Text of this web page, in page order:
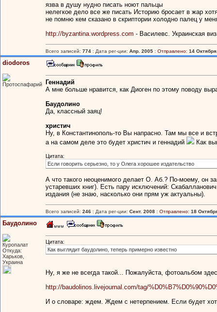
язва в душу нудно писать ноют пальцы
нелегкое дело все же писать Историю бросает в жар
не помню кем сказано в скриптории холодно палец у
http://byzantina.wordpress.com - Василевс. Украинская
Всего записей: 774 : Дата рег-ции: Апр. 2005 : Отправлено: 14
diodoros
Протоспафарий
Геннадий
А мне больше нравится, как Диоген по этому поводу
Баудолино
Да, классный заяц!
христич
Ну, в Константинополь-то Вы напрасно. Там мы все и
а на самом деле это будет христич и геннадий
Как
Цитата:
Если говорить серьезно, то у Олега хорошее издательство
А что такого неоценимого делает О. Аб.? По-моему, он
устаревших книг). Есть пару исключений:
издания (не знаю, насколько они прям уж актуальны).
Всего записей: 246 : Дата рег-ции: Сент. 2008 : Отправлено: 18
Баудолино
Куропалат
Откуда:
Харьков,
Украина
Цитата:
Как выглядит баудолино, теперь примерно известно
Ну, я же не всегда такой... Пожалуйста, фотоальбом
http://baudolinos.livejournal.com/tag/
И о словаре: ждем. Ждем с нетерпением. Если будет